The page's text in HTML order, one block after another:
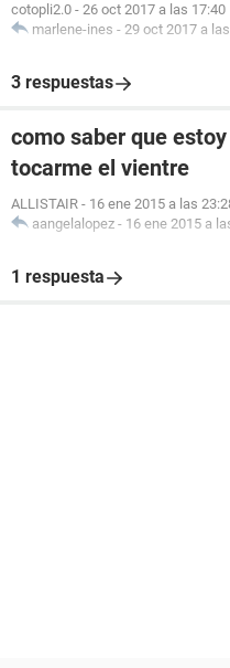
cotopli2.0 - 26 oct 2017 a las 17:40
marlene-ines - 29 oct 2017 a
3 respuestas
como saber que
tocarme el vientre
ALLISTAIR - 16 ene 2015 a las
aangelalopez - 16 ene 2015 a
1 respuesta